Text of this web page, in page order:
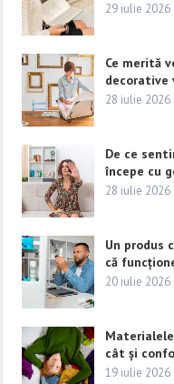
29 iulie 2026
Ce merită
decorative
28 iulie 2026
De ce
începe cu
28 iulie 2026
Un produs
că
20 iulie 2026
cât și
19 iulie 2026